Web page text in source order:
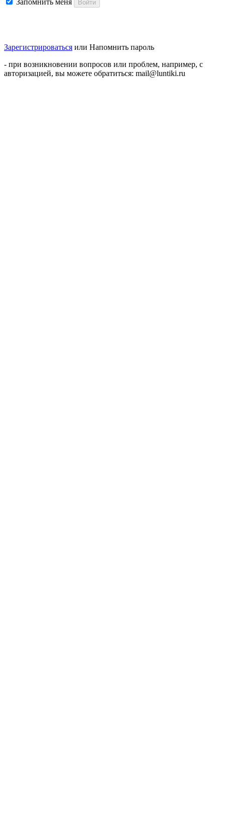
Запомнить меня Войти
Зарегистрироваться или Напомнить пароль
- при возникновении вопросов или проблем, например, с
авторизацией, вы можете обратиться: mail@luntiki.ru